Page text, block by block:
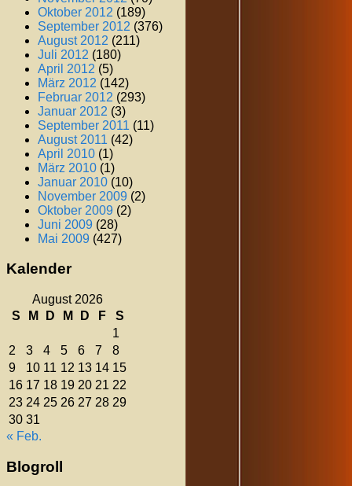
Oktober 2012 (189)
September 2012 (376)
August 2012 (211)
Juli 2012 (180)
April 2012 (5)
März 2012 (142)
Februar 2012 (293)
Januar 2012 (3)
September 2011 (11)
August 2011 (42)
April 2010 (1)
März 2010 (1)
Januar 2010 (10)
November 2009 (2)
Oktober 2009 (2)
Juni 2009 (28)
Mai 2009 (427)
Kalender
August 2026
S
M D M D F
S
1
2
3 4 5 6 7
8
9
10 11 12 13 14 15
16 17 18 19 20 21 22
23 24 25 26 27 28 29
30 31
« Feb.
Blogroll